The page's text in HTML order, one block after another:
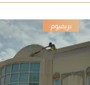
وموثوق بهم